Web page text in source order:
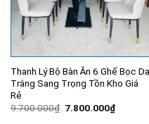
Thanh Lý Bộ Bàn Ăn 6 Ghế Bọc Da
Trắng Sang Trọng Tồn Kho Giá
Rẻ
9.700.000₫ Giá
7.800.000₫Giá
hiện